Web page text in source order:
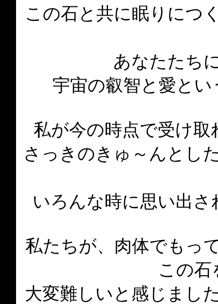
この石と共に眠りにつ
あなたたち
宇宙の叡智と愛と
私が今の時点で受け
さっきのきゅ～んとし
いろんな時に思い出
私たちが、肉体でも
この石
大変難しいと感じま